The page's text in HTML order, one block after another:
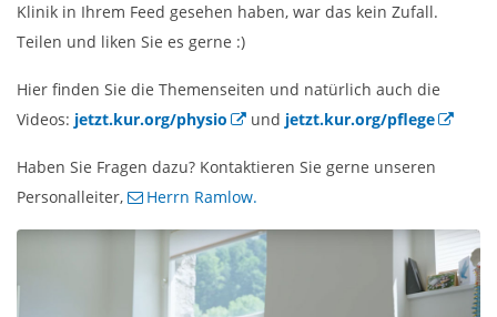
Klinik in Ihrem Feed gesehen haben, war das kein Zufall.
Teilen und liken Sie es gerne :)
Hier finden Sie die Themenseiten und natürlich auch die
Videos: jetzt.kur.org/physio und jetzt.kur.org/pflege
Haben Sie Fragen dazu? Kontaktieren Sie gerne unseren
Personalleiter,
Herrn Ramlow.